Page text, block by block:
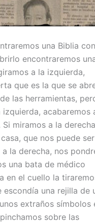
una Biblia
encontraremos
a la izquierda,
que es la que se
las herramientas,
acabaremos
Si miramos a la
que nos puede ser
la derecha, nos
una bata de médico
en el cuello la
una rejilla de
extraños símbolos
sobre las